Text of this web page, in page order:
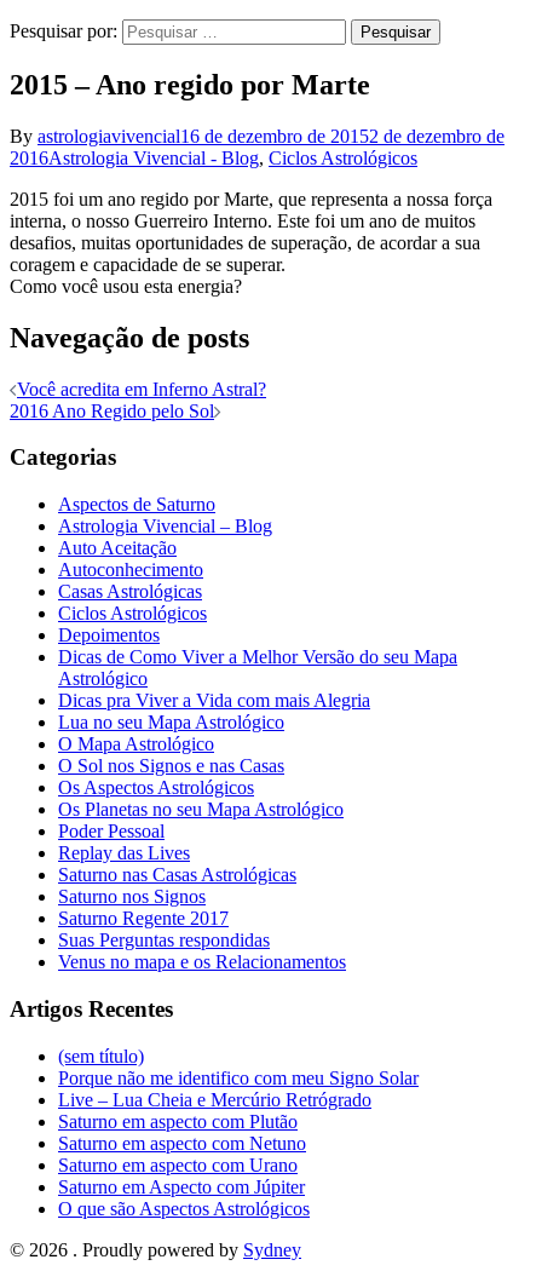
Pesquisar por:
2015 – Ano regido por Marte
By astrologiavivencial16 de dezembro de 20152 de dezembro de
2016Astrologia Vivencial - Blog, Ciclos Astrológicos
2015 foi um ano regido por Marte, que representa a nossa força
interna, o nosso Guerreiro Interno. Este foi um ano de muitos
desafios, muitas oportunidades de superação, de acordar a sua
coragem e capacidade de se superar.
Como você usou esta energia?
Navegação de posts
Você acredita em Inferno Astral?
2016 Ano Regido pelo Sol
Categorias
Aspectos de Saturno
Astrologia Vivencial – Blog
Auto Aceitação
Autoconhecimento
Casas Astrológicas
Ciclos Astrológicos
Depoimentos
Dicas de Como Viver a Melhor Versão do seu Mapa
Astrológico
Dicas pra Viver a Vida com mais Alegria
Lua no seu Mapa Astrológico
O Mapa Astrológico
O Sol nos Signos e nas Casas
Os Aspectos Astrológicos
Os Planetas no seu Mapa Astrológico
Poder Pessoal
Replay das Lives
Saturno nas Casas Astrológicas
Saturno nos Signos
Saturno Regente 2017
Suas Perguntas respondidas
Venus no mapa e os Relacionamentos
Artigos Recentes
(sem título)
Porque não me identifico com meu Signo Solar
Live – Lua Cheia e Mercúrio Retrógrado
Saturno em aspecto com Plutão
Saturno em aspecto com Netuno
Saturno em aspecto com Urano
Saturno em Aspecto com Júpiter
O que são Aspectos Astrológicos
© 2026 . Proudly powered by Sydney